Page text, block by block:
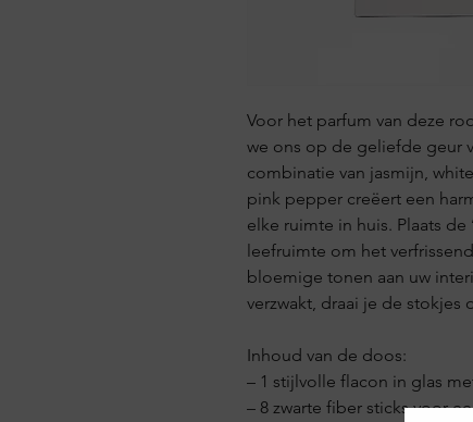
Voor het parfum van deze
we ons op de geliefde geur
combinatie van jasmijn,
pink pepper creëert een
elke ruimte in huis. Plaats de
leefruimte om het
bloemige tonen aan uw
verzwakt, draai je de stokjes
Inhoud van de doos:
– 1 stijlvolle flacon in glas
– 8 zwarte fiber sticks voor